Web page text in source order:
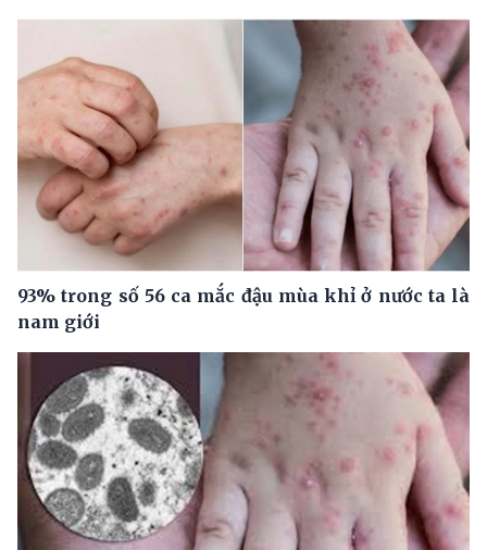
93% trong số 56 ca mắc đậu mùa khỉ ở nước ta là
nam giới